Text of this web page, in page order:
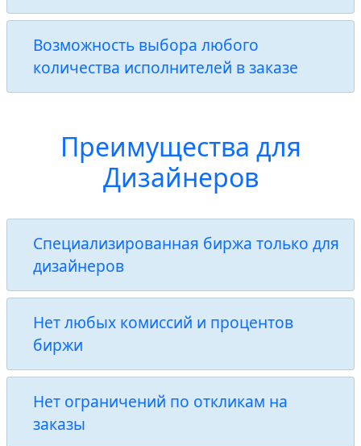
Возможность выбора любого
количества исполнителей в заказе
Преимущества для
Дизайнеров
Специализированная биржа только для
дизайнеров
Нет любых комиссий и процентов
биржи
Нет ограничений по откликам на
заказы